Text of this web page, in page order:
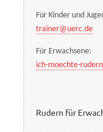
Für Kinder und
trainer@uerc.de
Für Erwachsene:
ich-moechte-
Rudern für